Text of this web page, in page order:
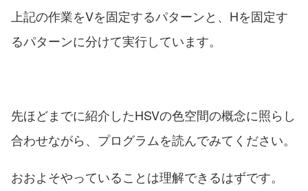
上記の作業をVを固定するパターンと、Hを固定す
るパターンに分けて実行しています。
先ほどまでに紹介したHSVの色空間の概念に照らし
合わせながら、プログラムを読んでみてください。
おおよそやっていることは理解できるはずです。